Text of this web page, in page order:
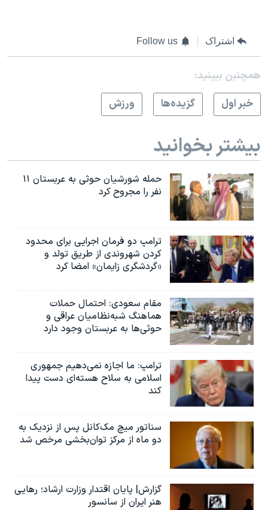
اشتراک Follow us
همچنبن ببینید:
خبر اول
گزيده‌ها ورزش
بیشتر بخوانید
حمله شورشیان حوثی به عربستان ۱۱
نفر را مجروح کرد
ترامپ دو فرمان اجرایی برای محدود
کردن شهروندی از طریق تولد و
«گردشگری زایمان» امضا کرد
مقام سعودی: احتمال حملات
هماهنگ شبه‌نظامیان عراقی و
حوثی‌ها به عربستان وجود دارد
ترامپ: ما اجازه نمی‌دهیم جمهوری
اسلامی به سلاح هسته‌ای دست پیدا
کند
سناتور میچ مک‌کانل پس از نزدیک به
دو ماه از مرکز توان‌بخشی مرخص شد
گزارش| پایان اقتدار وزارت ارشاد؛ رهایی
هنر ایران از سانسور